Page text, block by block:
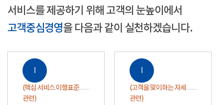
서비스를 제공하기 위해 고객의 눈높이에서
고객중심경영을 다음과 같이 실천하겠습니다.
Ⅰ
(핵심 서비스 이행표준
관련)
Ⅰ
(고객을 맞이하는 자세
관련)